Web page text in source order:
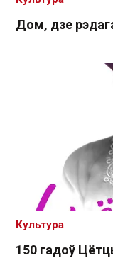
Дом, дзе
150 гадоў
Культура